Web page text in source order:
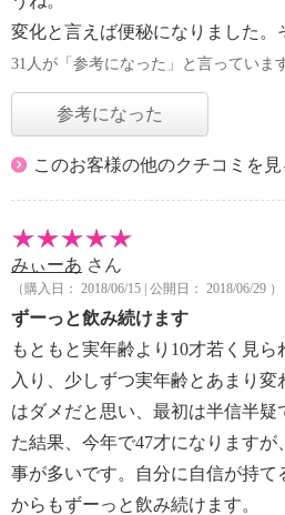
変化と言えば便秘になりました。
31人が「参考になった」と言っていま
参考になった
このお客様の他のクチコミを見
みぃーあ さん
（購入日： 2018/06/15 | 公開日： 2018/06/29 ）
ずーっと飲み続けます
もともと実年齢より10才若く見ら
入り、少しずつ実年齢とあまり
はダメだと思い、最初は半信半疑
た結果、今年で47才になりますが
事が多いです。自分に自信が持て
からもずーっと飲み続けます。